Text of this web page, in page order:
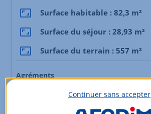
Surface habitable : 82,3 m²
Surface du séjour : 28,93 m²
Surface du terrain : 557 m²
Agréments
Continuer sans accepter